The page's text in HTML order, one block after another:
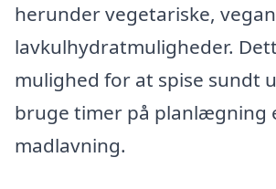
herunder vegetariske,
lavkulhydratmuligheder.
mulighed for at spise sundt
bruge timer på planlægning
madlavning.